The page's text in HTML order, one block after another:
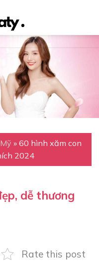
» 60 hình xăm con
2024
dễ thương
Rate this post